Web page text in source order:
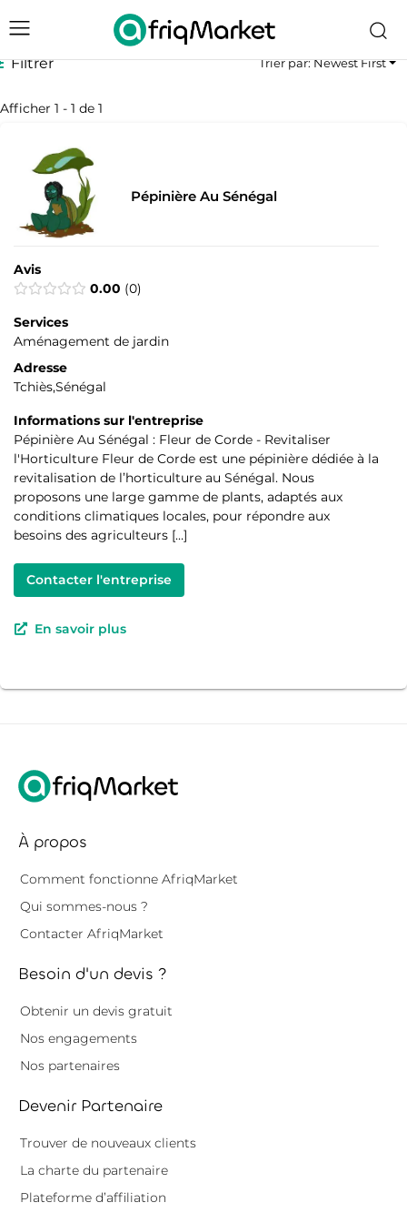
Filtrer
Afficher 1 - 1 de 1
Trier par: Newest First
Pépinière Au Sénégal
Avis
0.00 0
Services
Aménagement de jardin
Adresse
Tchiès,Sénégal
Informations sur l'entreprise
Pépinière Au Sénégal : Fleur de Corde - Revitaliser
l'Horticulture Fleur de Corde est une pépinière dédiée à la
revitalisation de l’horticulture au Sénégal. Nous
proposons une large gamme de plants, adaptés aux
conditions climatiques locales, pour répondre aux
besoins des agriculteurs […]
Contacter l'entreprise
En savoir plus
À propos
Comment fonctionne AfriqMarket
Qui sommes-nous ?
Contacter AfriqMarket
Besoin d'un devis ?
Obtenir un devis gratuit
Nos engagements
Nos partenaires
Devenir Partenaire
Trouver de nouveaux clients
La charte du partenaire
Plateforme d’affiliation